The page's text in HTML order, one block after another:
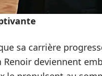
sa carrière
Renoir deviennent